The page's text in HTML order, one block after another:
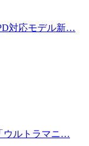
対応モデル新…
ウルトラマニ…